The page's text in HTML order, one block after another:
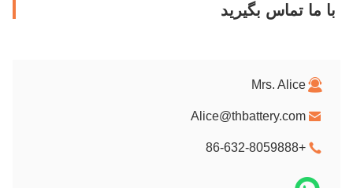
با ما تماس بگیرید
Mrs. Alice
Alice@thbattery.com
+86-632-8059888